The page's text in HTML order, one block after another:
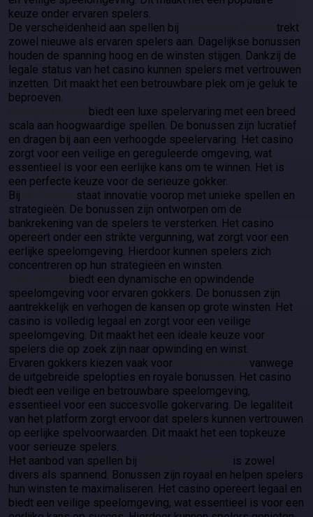
keuze onder ervaren spelers.
De verscheidenheid aan spellen bij
trekt
zowel nieuwe als ervaren spelers aan. Dagelijkse bonussen
houden de spanning hoog en de winsten stijgen. Dankzij de
legale status van het casino kunnen spelers met vertrouwen
inzetten. Dit maakt het een betrouwbare plek om je geluk te
beproeven.
biedt een luxe spelervaring met een breed
scala aan hoogwaardige spellen. De bonussen zijn lucratief
en dragen bij aan een verhoogde speelervaring. Het casino
zorgt voor een veilige en gereguleerde omgeving, wat
essentieel is voor een eerlijke kans om te winnen. Het is
een perfecte keuze voor de serieuze gokker.
Bij
staat innovatie voorop met unieke spellen en
strategieën. De bonussen zijn ontworpen om de
bankrekening van de spelers te versterken. Het casino
opereert onder een strikte vergunning, wat zorgt voor een
eerlijke speelomgeving. Hierdoor kunnen spelers zich
concentreren op hun strategieën en winsten.
biedt een dynamische en opwindende
speelomgeving voor ervaren gokkers. De bonussen zijn
aantrekkelijk en verhogen de kansen op grote winsten. Het
casino is volledig legaal en zorgt voor een veilige
speelomgeving. Dit maakt het een ideale keuze voor
spelers die op zoek zijn naar opwinding en winst.
Ervaren gokkers kiezen vaak voor
vanwege
de uitgebreide spelopties en royale bonussen. Het casino
biedt een veilige en betrouwbare speelomgeving,
essentieel voor een succesvolle gokervaring. De legaliteit
van het platform zorgt ervoor dat spelers kunnen vertrouwen
op eerlijke spelvoorwaarden. Dit maakt het een topkeuze
voor serieuze spelers.
Het aanbod van spellen bij
is zowel
divers als spannend. Bonussen zijn royaal en helpen spelers
hun winsten te maximaliseren. Het casino opereert legaal en
biedt een veilige speelomgeving, wat essentieel is voor een